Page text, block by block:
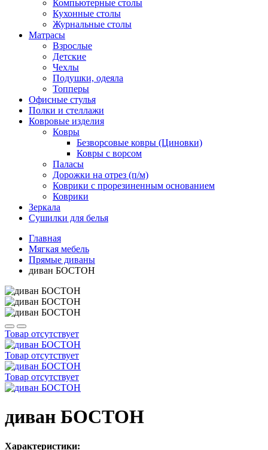
Компьютерные столы
Кухонные столы
Журнальные столы
Матрасы
Взрослые
Детские
Чехлы
Подушки, одеяла
Топперы
Офисные стулья
Полки и стеллажи
Ковровые изделия
Ковры
Безворсовые ковры (Циновки)
Ковры с ворсом
Паласы
Дорожки на отрез (п/м)
Коврики с прорезиненным основанием
Коврики
Зеркала
Сушилки для белья
Главная
Мягкая мебель
Прямые диваны
диван БОСТОН
Товар отсутствует
Товар отсутствует
Товар отсутствует
диван БОСТОН
Характеристики: